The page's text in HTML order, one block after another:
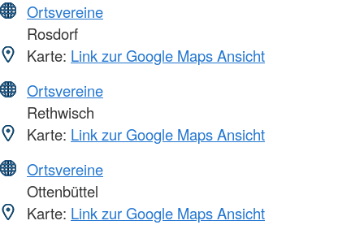
Ortsvereine
Rosdorf
Karte: Link zur Google Maps Ansicht
Ortsvereine
Rethwisch
Karte: Link zur Google Maps Ansicht
Ortsvereine
Ottenbüttel
Karte: Link zur Google Maps Ansicht